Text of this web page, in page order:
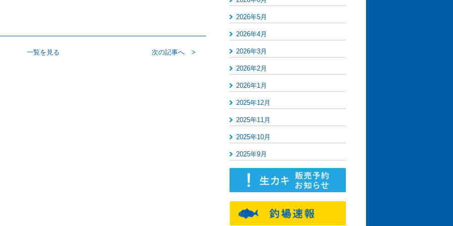
一覧を見る 次の記事へ
2026年5月
2026年4月
2026年3月
2026年2月
2026年1月
2025年12月
2025年11月
2025年10月
2025年9月